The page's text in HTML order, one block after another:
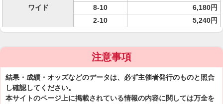
ワイド
8-10
6,180円
2-10
5,240円
注意事項
結果・成績・オッズなどのデータは、必ず主催者発行のものと照合
し確認してください。
本サイトのページ上に掲載されている情報の内容に関しては万全を